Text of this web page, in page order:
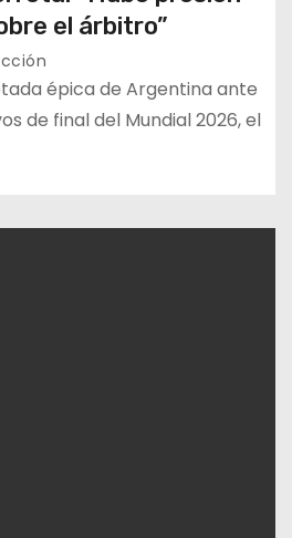
el árbitro”
épica de Argentina ante
de final del Mundial 2026, el